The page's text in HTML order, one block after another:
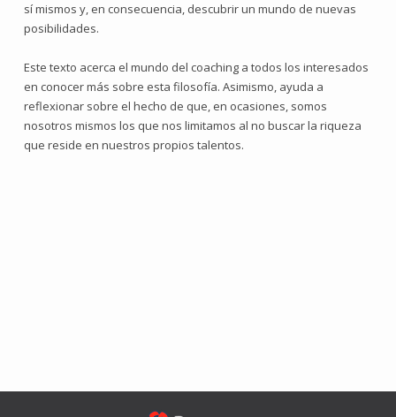
sí mismos y, en consecuencia, descubrir un mundo de nuevas
posibilidades.
Este texto acerca el mundo del coaching a todos los interesados
en conocer más sobre esta filosofía. Asimismo, ayuda a
reflexionar sobre el hecho de que, en ocasiones, somos
nosotros mismos los que nos limitamos al no buscar la riqueza
que reside en nuestros propios talentos.